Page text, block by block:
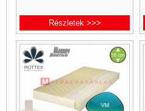
Részletek >>>